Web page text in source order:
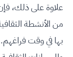
علاوة على ذلك،
من الأنشطة
بها في وقت فراغهم.